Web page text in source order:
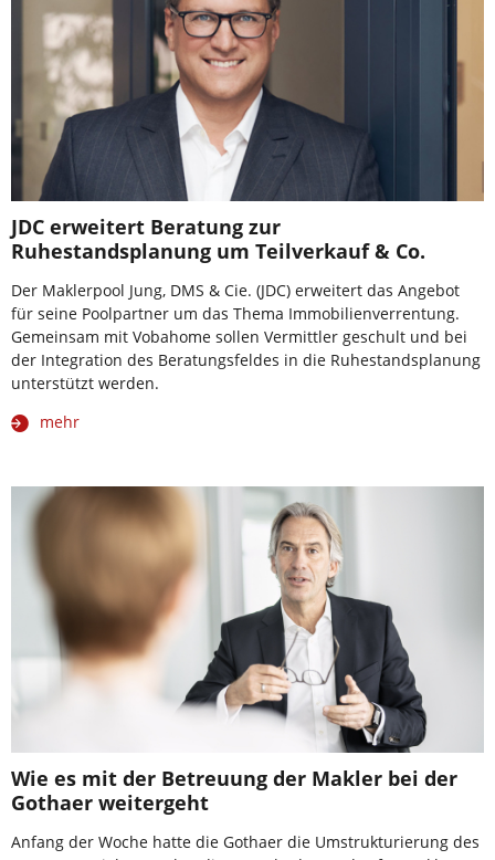
JDC erweitert Beratung zur
Ruhestandsplanung um Teilverkauf & Co.
Der Maklerpool Jung, DMS & Cie. (JDC) erweitert das Angebot
für seine Poolpartner um das Thema Immobilienverrentung.
Gemeinsam mit Vobahome sollen Vermittler geschult und bei
der Integration des Beratungsfeldes in die Ruhestandsplanung
unterstützt werden.
mehr
Wie es mit der Betreuung der Makler bei der
Gothaer weitergeht
Anfang der Woche hatte die Gothaer die Umstrukturierung des